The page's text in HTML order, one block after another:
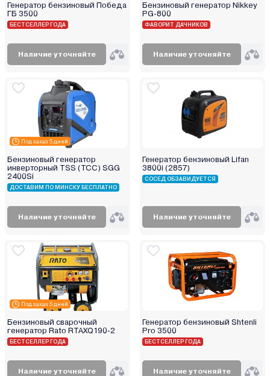
Генератор бензиновый Победа
ГБ 3500
БЕСТСЕЛЛЕР ГОДА
Наличие уточняйте
Бензиновый генератор Nikkey
PG-800
ФАВОРИТ ДАЧНИКОВ
Наличие уточняйте
Под заказ 5 дней
Бензиновый генератор
инверторный TSS (ТСС) SGG
2400Si
ДОСТАВИМ ПО МИНСКУ БЕСПЛАТНО
Наличие уточняйте
Генератор бензиновый Lifan
3800i (2857)
СОСЕД ОБЗАВИДУЕТСЯ
Наличие уточняйте
Под заказ 5 дней
Бензиновый сварочный
генератор Rato RTAXQ190-2
БЕСТСЕЛЛЕР ГОДА
Наличие уточняйте
Генератор бензиновый Shtenli
Pro 3500
БЕСТСЕЛЛЕР ГОДА
Наличие уточняйте